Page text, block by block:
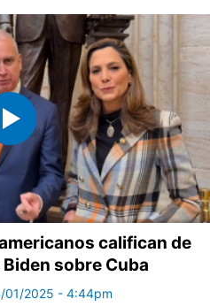
califican de
sobre Cuba
01/2025 - 4:44pm